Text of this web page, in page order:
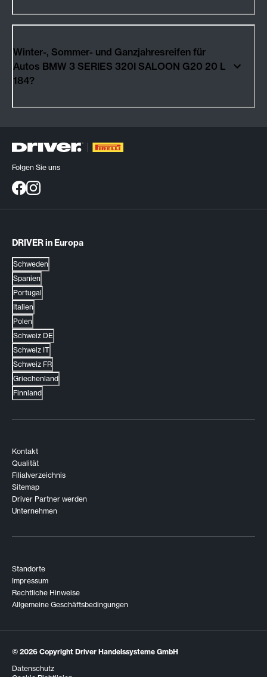
Winter-, Sommer- und Ganzjahresreifen für
Autos BMW 3 SERIES 320I SALOON G20 20 L
184?
Folgen Sie uns
DRIVER in Europa
Schweden
Spanien
Portugal
Italien
Polen
Schweiz DE
Schweiz IT
Schweiz FR
Griechenland
Finnland
Kontakt
Qualität
Filialverzeichnis
Sitemap
Driver Partner werden
Unternehmen
Standorte
Impressum
Rechtliche Hinweise
Allgemeine Geschäftsbedingungen
© 2026 Copyright Driver Handelssysteme GmbH
Datenschutz